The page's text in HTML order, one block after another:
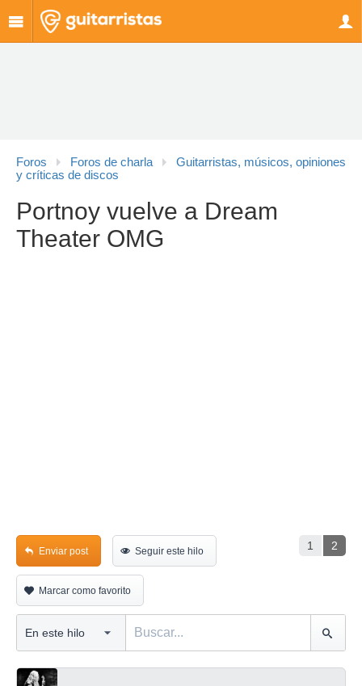
Foros Foros de charla
Guitarristas, músicos, opiniones
y críticas de discos
Portnoy vuelve a Dream
Theater OMG
1 2
Enviar post Seguir este hilo
Marcar como favorito